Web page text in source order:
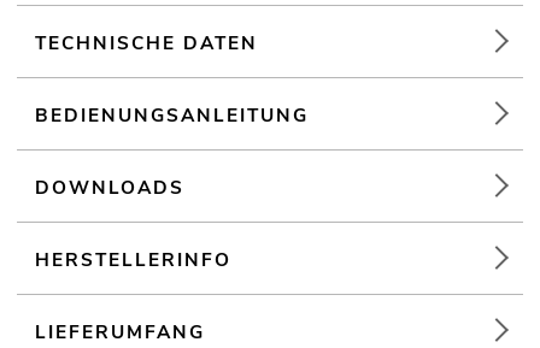
TECHNISCHE DATEN
BEDIENUNGSANLEITUNG
DOWNLOADS
HERSTELLERINFO
LIEFERUMFANG